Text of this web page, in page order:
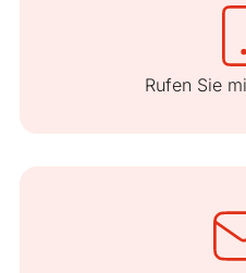
Rufen Sie